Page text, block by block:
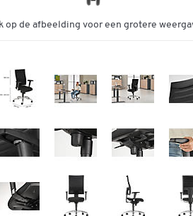
op de afbeelding voor een grotere